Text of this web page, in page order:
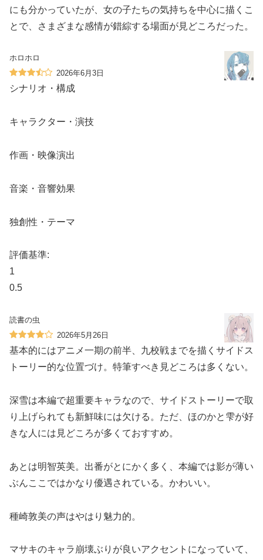
にも分かっていたが、女の子たちの気持ちを中心に描くこ
とで、さまざまな感情が錯綜する場面が見どころだった。
ホロホロ
2026年6月3日
シナリオ・構成
キャラクター・演技
作画・映像演出
音楽・音響効果
独創性・テーマ
評価基準:
1
0.5
読書の虫
2026年5月26日
基本的にはアニメ一期の前半、九校戦までを描くサイドス
トーリー的な位置づけ。特筆すべき見どころは多くない。
深雪は本編で超重要キャラなので、サイドストーリーで取
り上げられても新鮮味には欠ける。ただ、ほのかと雫が好
きな人には見どころが多くておすすめ。
あとは明智英美。出番がとにかく多く、本編では影が薄い
ぶんここではかなり優遇されている。かわいい。
種崎敦美の声はやはり魅力的。
マサキのキャラ崩壊ぶりが良いアクセントになっていて、